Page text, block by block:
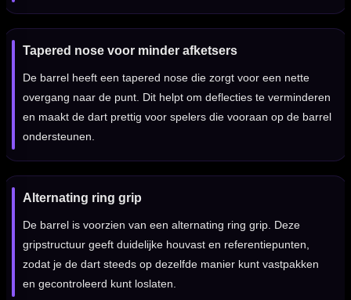
Tapered nose voor minder afketsers
De barrel heeft een tapered nose die zorgt voor een nette
overgang naar de punt. Dit helpt om deflecties te verminderen
en maakt de dart prettig voor spelers die vooraan op de barrel
ondersteunen.
Alternating ring grip
De barrel is voorzien van een alternating ring grip. Deze
gripstructuur geeft duidelijke houvast en referentiepunten,
zodat je de dart steeds op dezelfde manier kunt vastpakken
en gecontroleerd kunt loslaten.